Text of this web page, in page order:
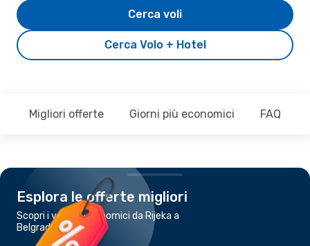
Cerca Volo + Hotel
Cerca voli
Migliori offerte Giorni più economici FAQ
Esplora le offerte migliori
Scopri i voli più economici da Rijeka a
Belgrado